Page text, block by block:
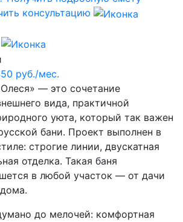
консультацию
руб./мес.
— это сочетание
вида, практичной
уюта, который так важен
бани. Проект выполнен в
строгие линии, двускатная
отделка. Такая баня
в любой участок — от дачи
до мелочей: комфортная